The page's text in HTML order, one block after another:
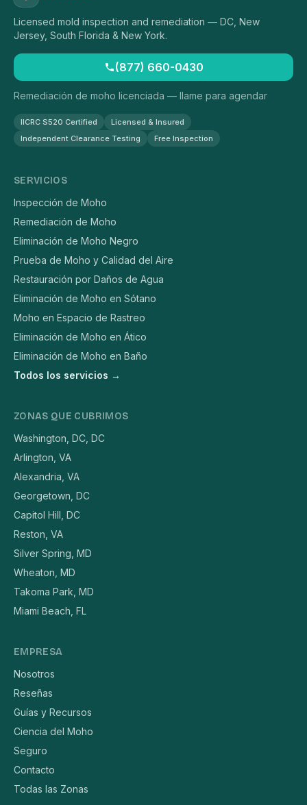
Licensed mold inspection and remediation — DC, New
Jersey, South Florida & New York.
(877) 660-0430
Remediación de moho licenciada — llame para agendar
IICRC S520 Certified
Licensed & Insured
Independent Clearance Testing
Free Inspection
SERVICIOS
Inspección de Moho
Remediación de Moho
Eliminación de Moho Negro
Prueba de Moho y Calidad del Aire
Restauración por Daños de Agua
Eliminación de Moho en Sótano
Moho en Espacio de Rastreo
Eliminación de Moho en Ático
Eliminación de Moho en Baño
Todos los servicios →
ZONAS QUE CUBRIMOS
Washington, DC, DC
Arlington, VA
Alexandria, VA
Georgetown, DC
Capitol Hill, DC
Reston, VA
Silver Spring, MD
Wheaton, MD
Takoma Park, MD
Miami Beach, FL
EMPRESA
Nosotros
Reseñas
Guías y Recursos
Ciencia del Moho
Seguro
Contacto
Todas las Zonas